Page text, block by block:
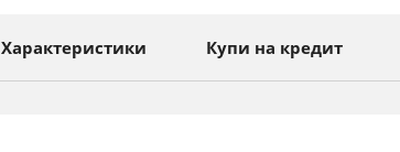
Характеристики Купи на кредит